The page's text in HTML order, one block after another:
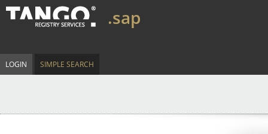
.sap
LOGIN SIMPLE SEARCH